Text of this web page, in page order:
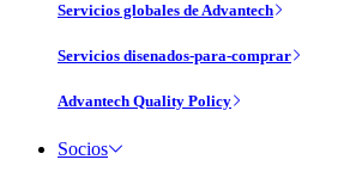
Servicios globales de Advantech
Servicios disenados-para-comprar
Advantech Quality Policy
Socios